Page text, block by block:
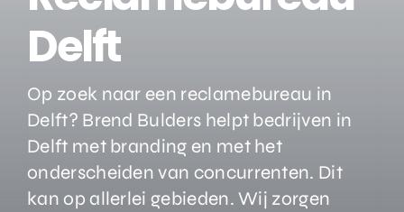
Delft
Op zoek naar een reclamebureau in
Delft? Brend Bulders helpt bedrijven in
Delft met branding en met het
onderscheiden van concurrenten. Dit
kan op allerlei gebieden. Wij zorgen